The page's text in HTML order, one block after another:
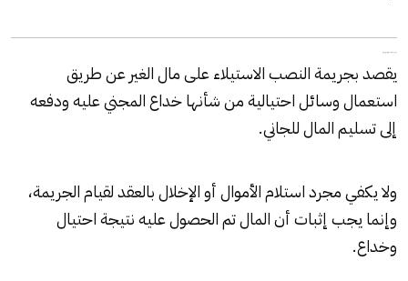
يقصد بجريمة النصب الاستيلاء على مال الغير عن طريق
استعمال وسائل احتيالية من شأنها خداع المجني عليه ودفعه
إلى تسليم المال للجاني.
ولا يكفي مجرد استلام الأموال أو الإخلال بالعقد لقيام الجريمة،
وإنما يجب إثبات أن المال تم الحصول عليه نتيجة احتيال
وخداع.